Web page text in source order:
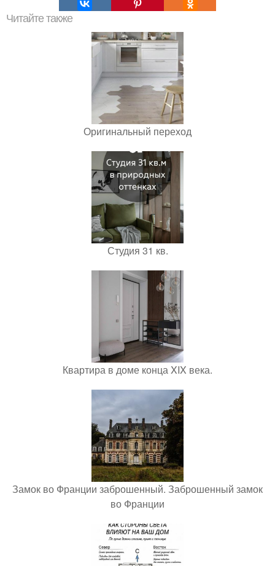
Читайте также
Оригинальный переход
Студия 31 кв.
Квартира в доме конца XIX века.
Замок во Франции заброшенный. Заброшенный замок
во Франции